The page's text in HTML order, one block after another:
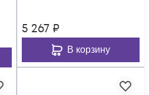
5 267 ₽
В корзину